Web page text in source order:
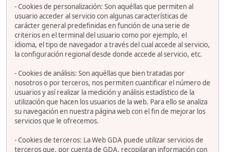
- Cookies de personalización: Son aquéllas que permiten al
usuario acceder al servicio con algunas características de
carácter general predefinidas en función de una serie de
criterios en el terminal del usuario como por ejemplo, el
idioma, el tipo de navegador a través del cual accede al servicio,
la configuración regional desde donde accede al servicio, etc.
- Cookies de análisis: Son aquéllas que bien tratadas por
nosotros o por terceros, nos permiten cuantificar el número de
usuarios y así realizar la medición y análisis estadístico de la
utilización que hacen los usuarios de la web. Para ello se analiza
su navegación en nuestra página web con el fin de mejorar los
servicios que le ofrecemos.
- Cookies de terceros: La Web GDA puede utilizar servicios de
terceros que, por cuenta de GDA, recopilaran información con